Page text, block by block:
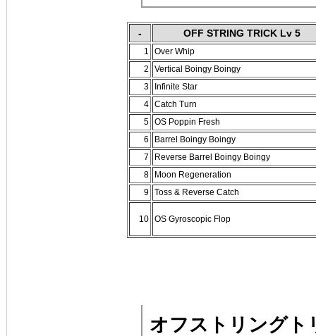
- OFF STRING TRICK Lv 5
1
Over Whip
2
Vertical Boingy Boingy
3
Infinite Star
4 Catch Turn
5 OS Poppin Fresh
6
Barrel Boingy Boingy
7
Reverse Barrel Boingy Boingy
8
Moon Regeneration
9 Toss & Reverse Catch
10 OS Gyroscopic Flop
オフストリングト